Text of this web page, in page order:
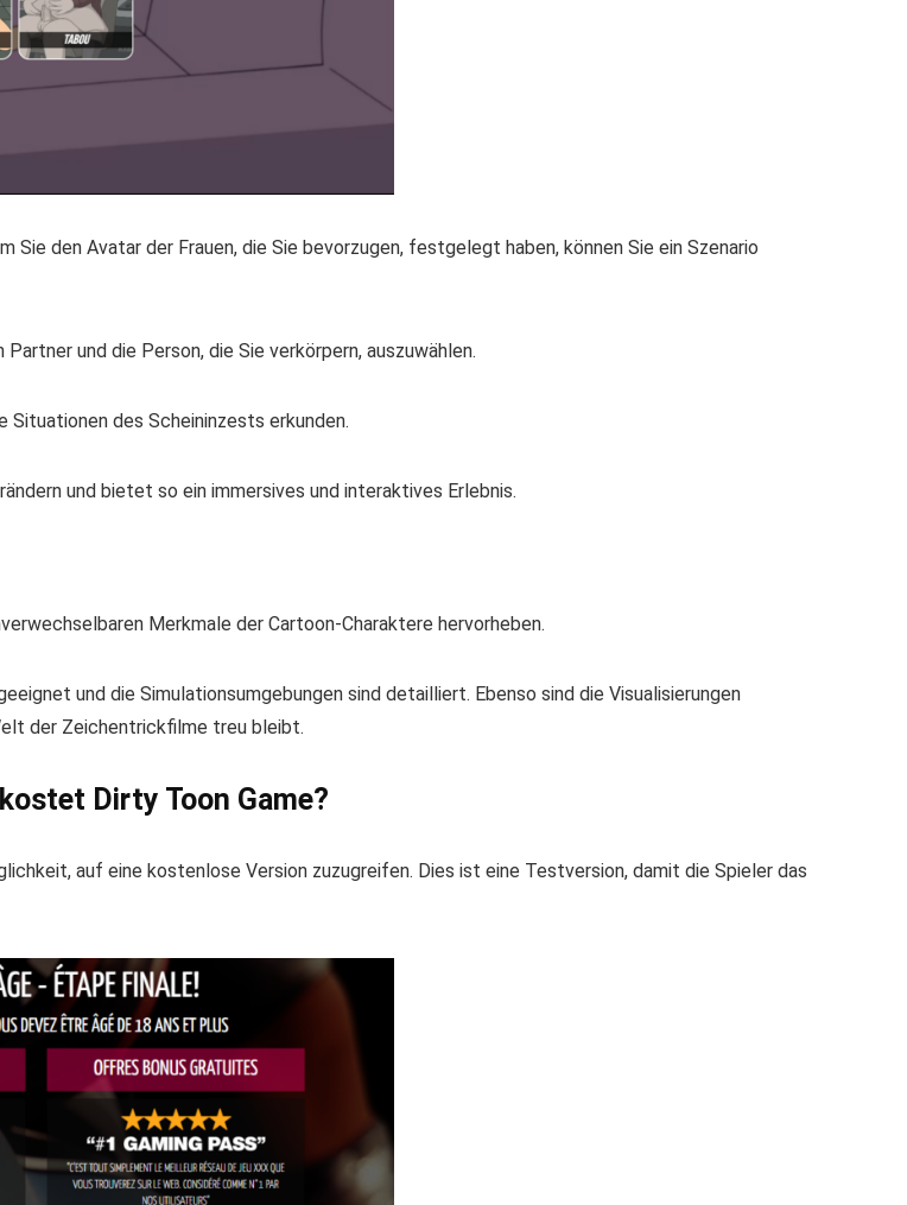
Sie den Avatar der Frauen, die Sie bevorzugen, festgelegt haben, können Sie ein Szenario
und die Person, die Sie verkörpern, auszuwählen.
Situationen des Scheininzests erkunden.
und bietet so ein immersives und interaktives Erlebnis.
Merkmale der Cartoon-Charaktere hervorheben.
und die Simulationsumgebungen sind detailliert. Ebenso sind die Visualisierungen
der Zeichentrickfilme treu bleibt.
Dirty Toon Game?
auf eine kostenlose Version zuzugreifen. Dies ist eine Testversion, damit die Spieler das